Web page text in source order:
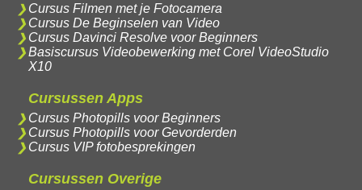
Cursus Filmen met je Fotocamera
Cursus De Beginselen van Video
Cursus Davinci Resolve voor Beginners
Basiscursus Videobewerking met Corel VideoStudio
X10
Cursussen Apps
Cursus Photopills voor Beginners
Cursus Photopills voor Gevorderden
Cursus VIP fotobesprekingen
Cursussen Overige